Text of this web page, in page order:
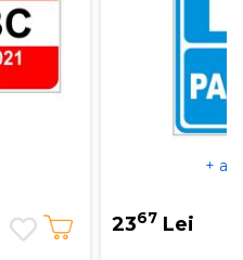
+
2367 Lei